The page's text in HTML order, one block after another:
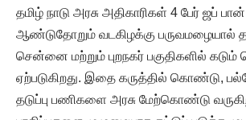
தமிழ் நாடு அரசு அதிகாரிகள் 4 பேர் ஜப்
ஆண்டுதோறும் வடகிழக்கு பருவமழையால்
சென்னை மற்றும் புறநகர் பகுதிகளில் கடும்
ஏற்படுகிறது. இதை கருத்தில் கொண்டு,
தடுப்பு பணிகளை அரசு மேற்கொண்டு